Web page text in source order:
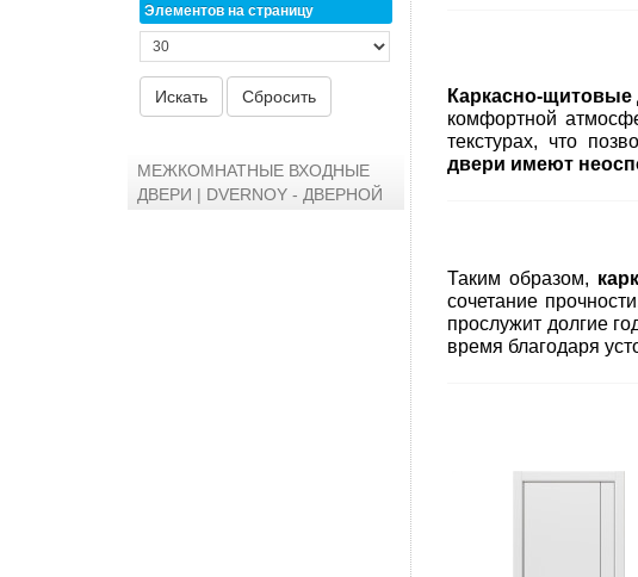
Элементов на страницу
МЕЖКОМНАТНЫЕ ВХОДНЫЕ
ДВЕРИ | DVERNOY - ДВЕРНОЙ
Каркасно-щитовые
комфортной
текстурах, что
двери имеют
Таким образом,
сочетание
прослужит долгие
время благодаря